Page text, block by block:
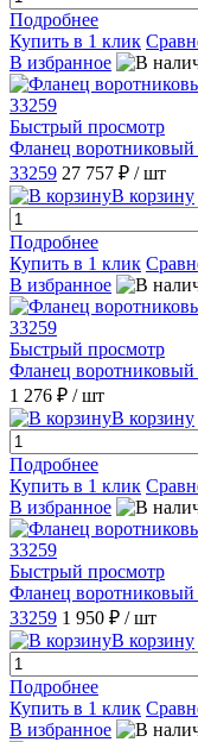
Подробнее
Купить в 1 клик
В избранное
Быстрый просмотр
Фланец
33259 27 757 ₽ / шт
В корзину
Подробнее
Купить в 1 клик
В избранное
Быстрый просмотр
Фланец
1 276 ₽ / шт
В корзину
Подробнее
Купить в 1 клик
В избранное
Быстрый просмотр
Фланец
33259 1 950 ₽ / шт
В корзину
Подробнее
Купить в 1 клик
В избранное